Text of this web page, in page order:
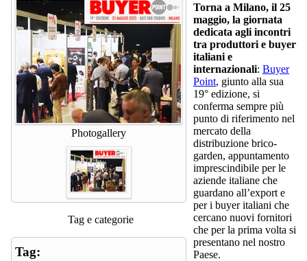
Photogallery
Tag e categorie
Tag:
Torna a Milano, il 25
maggio, la giornata
dedicata agli incontri
tra produttori e buyer
italiani e
internazionali: Buyer
Point, giunto alla sua
19° edizione, si
conferma sempre più
punto di riferimento nel
mercato della
distribuzione brico-
garden, appuntamento
imprescindibile per le
aziende italiane che
guardano all’export e
per i buyer italiani che
cercano nuovi fornitori
che per la prima volta si
presentano nel nostro
Paese.